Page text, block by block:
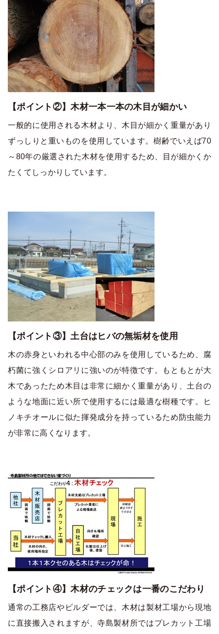
【ポイント②】木材一本一本の木目が細かい
一般的に使用される木材より、木目が細かく重量があり
ずっしりと重いものを使用しています。樹齢でいえば70
～80年の厳選された木材を使用するため、目が細かくか
たくてしっかりしています。
【ポイント③】土台はヒバの無垢材を使用
木の赤身といわれる中心部のみを使用しているため、腐
朽菌に強くシロアリに強いのが特徴です。もともとが大
木であったため木目は非常に細かく重量があり、土台の
ような地面に近い所で使用するには最適な樹種です。ヒ
ノキチオールに似た揮発成分を持っているため防虫能力
が非常に高くなります。
【ポイント④】木材のチェックは一番のこだわり
通常の工務店やビルダーでは、木材は製材工場から現地
に直接搬入されますが、寺島製材所ではプレカット工場